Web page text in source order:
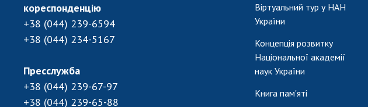
кореспонденцію
+38 (044) 239-6594
+38 (044) 234-5167
Пресслужба
+38 (044) 239-67-97
+38 (044) 239-65-88
Віртуальний тур у НАН
України
Концепція розвитку
Національної академії
наук України
Книга пам'яті